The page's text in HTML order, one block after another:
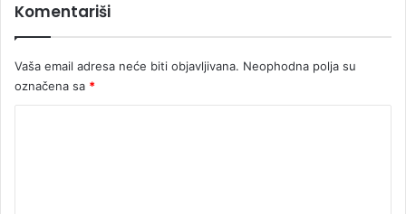
Komentariši
Vaša email adresa neće biti objavljivana. Neophodna polja su
označena sa *